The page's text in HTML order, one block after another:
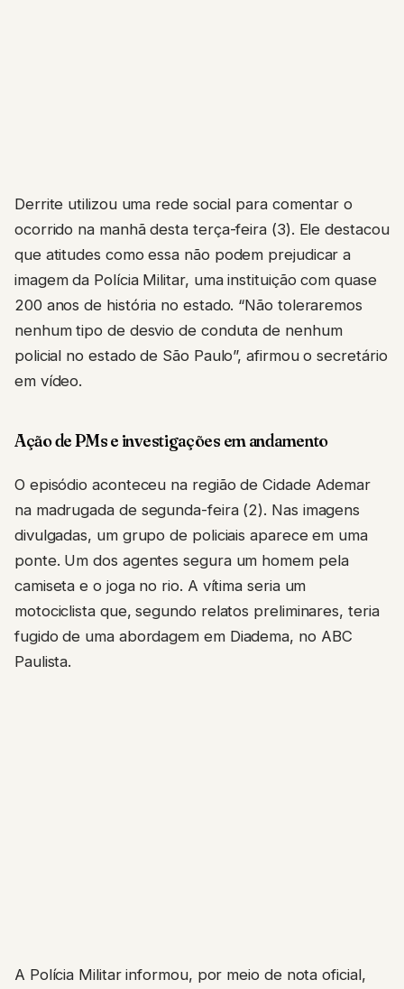
Derrite utilizou uma rede social para comentar o
ocorrido na manhã desta terça-feira (3). Ele destacou
que atitudes como essa não podem prejudicar a
imagem da Polícia Militar, uma instituição com quase
200 anos de história no estado. “Não toleraremos
nenhum tipo de desvio de conduta de nenhum
policial no estado de São Paulo”, afirmou o secretário
em vídeo.
Ação de PMs e investigações em andamento
O episódio aconteceu na região de Cidade Ademar
na madrugada de segunda-feira (2). Nas imagens
divulgadas, um grupo de policiais aparece em uma
ponte. Um dos agentes segura um homem pela
camiseta e o joga no rio. A vítima seria um
motociclista que, segundo relatos preliminares, teria
fugido de uma abordagem em Diadema, no ABC
Paulista.
A Polícia Militar informou, por meio de nota oficial,